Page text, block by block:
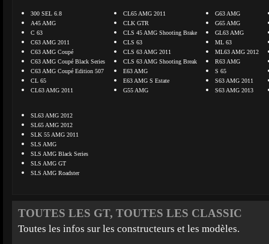
300 SEL 6.8
A45 AMG
C 63
C63 AMG 2011
C63 AMG Coupé
C63 AMG Coupé Black Series
C63 AMG Coupé Edition 507
CL 65
CL63 AMG 2011
CL65 AMG 2011
CLK GTR
CLS 45 AMG Shooting Brake
CLS 63
CLS 63 AMG 2011
CLS 63 AMG Shooting Break
E63 AMG
E63 AMG S Estate
G55 AMG
G63 AMG
G65 AMG
GL63 AMG
ML 63
ML63 AMG 2012
R63 AMG
S 65
S63 AMG 2011
S63 AMG 2013
SL63 AMG 2012
SL65 AMG 2012
SLK 55 AMG 2011
SLS AMG
SLS AMG Black Series
SLS AMG GT
SLS AMG Roadster
TOUTES LES GT, TOUTES LES CLASSIC
Toutes les infos sur les constructeurs et les modèles.